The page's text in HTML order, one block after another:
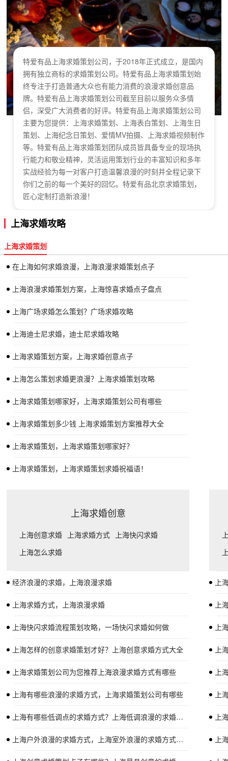
特爱有品上海求婚策划公司，于2018年正式成立，是国内
拥有独立商标的求婚策划公司。特爱有品上海求婚策划始
终专注于打造普通大众也有能力消费的浪漫求婚创意品
牌。特爱有品上海求婚策划公司截至目前以服务众多情
侣，深受广大消费者的好评。特爱有品上海求婚策划公司
主要为您提供：上海求婚策划、上海表白策划、上海生日
策划、上海纪念日策划、爱情MV拍摄、上海求婚视频制作
等。特爱有品上海求婚策划团队成员皆具备专业的现场执
行能力和敬业精神，灵活运用策划行业的丰富知识和多年
实战经验为每一对客户打造温馨浪漫的时刻并全程记录下
你们之前的每一个美好的回忆。特爱有品北京求婚策划，
匠心定制打造新浪漫！
上海求婚攻略
上海求婚策划
在上海如何求婚浪漫，上海浪漫求婚策划点子
上海浪漫求婚策划方案，上海惊喜求婚点子盘点
上海广场求婚怎么策划？广场求婚攻略
上海迪士尼求婚，迪士尼求婚攻略
上海求婚策划方案，上海求婚创意点子
上海怎么策划求婚更浪漫？上海求婚策划攻略
上海求婚策划哪家好，上海求婚策划公司有哪些
上海求婚策划多少钱 上海求婚策划方案推荐大全
上海求婚策划，上海求婚策划哪家好？
上海求婚策划，上海求婚策划求婚祝福语！
上海求婚创意
上海创意求婚 上海求婚方式
上海快闪求婚
上海怎么求婚
经济浪漫的求婚，上海浪漫求婚
上海求婚方式，上海浪漫求婚
上海快闪求婚流程策划攻略，一场快闪求婚如何做
上海怎样的创意求婚策划才好？上海创意求婚方式大全
上海求婚策划公司为您推荐上海浪漫求婚方式有哪些
上海有哪些浪漫的求婚方式，上海求婚策划公司有哪些
上海有哪些低调点的求婚方式？上海低调浪漫的求婚方式
上海户外浪漫的求婚方式，上海室外浪漫的求婚方式介绍
上
上
上
上
上
上
上
上